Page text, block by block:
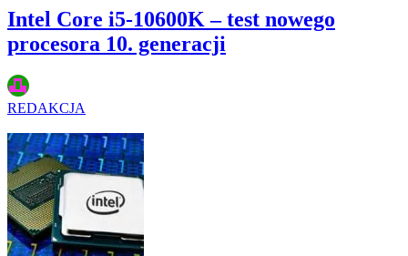
Intel Core i5-10600K – test nowego
procesora 10. generacji
REDAKCJA